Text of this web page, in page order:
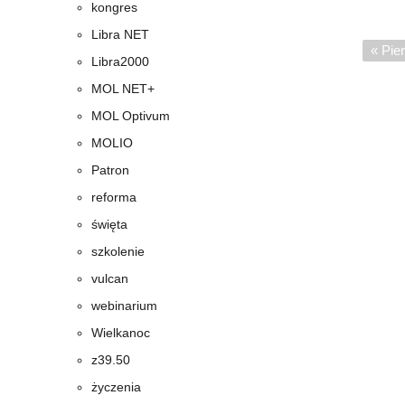
«
kongres
Libra NET
Libra2000
MOL NET+
MOL Optivum
MOLIO
Patron
reforma
święta
szkolenie
vulcan
webinarium
Wielkanoc
z39.50
życzenia